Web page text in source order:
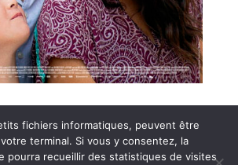
fichiers informatiques, peuvent être
terminal. Si vous y consentez, la
pourra recueillir des statistiques de visites